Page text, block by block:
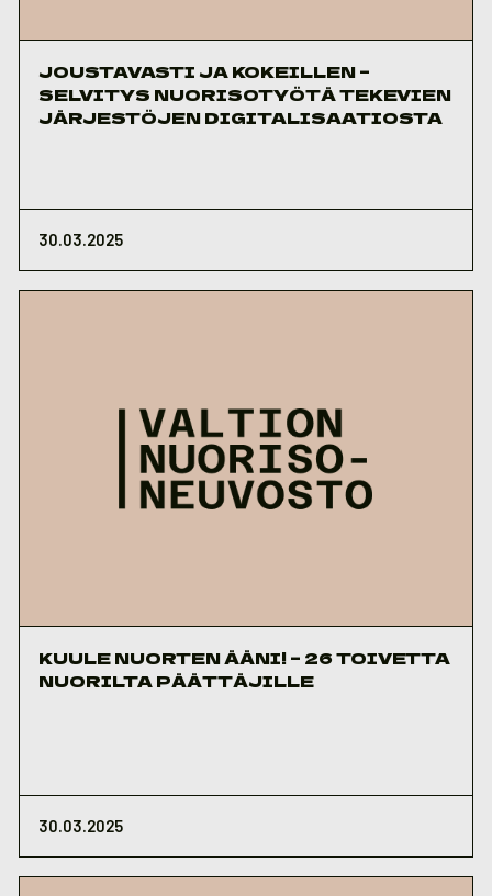
JOUSTAVASTI JA KOKEILLEN –
SELVITYS NUORISOTYÖTÄ TEKEVIEN
JÄRJESTÖJEN DIGITALISAATIOSTA
30.03.2025
KUULE NUORTEN ÄÄNI! – 26 TOIVETTA
NUORILTA PÄÄTTÄJILLE
30.03.2025